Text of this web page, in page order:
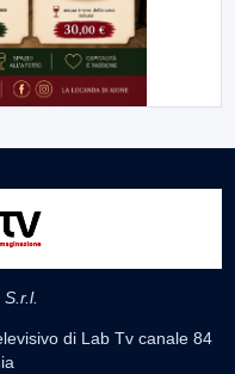
di Lab Tv canale 84